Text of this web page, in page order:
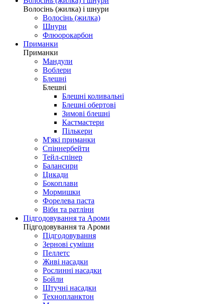
Волосінь (жилка) і шнури
Волосінь (жилка)
Шнури
Флюорокарбон
Приманки
Приманки
Мандули
Воблери
Блешні
Блешні
Блешні коливальні
Блешні обертові
Зимові блешні
Кастмастери
Пількери
М'які приманки
Спіннербейти
Тейл-спінер
Балансири
Цикади
Бокоплави
Мормишки
Форелева паста
Віби та ратліни
Підгодовування та Ароми
Підгодовування та Ароми
Підгодовування
Зернові суміши
Пеллетс
Живі насадки
Рослинні насадки
Бойли
Штучні насадки
Технопланктон